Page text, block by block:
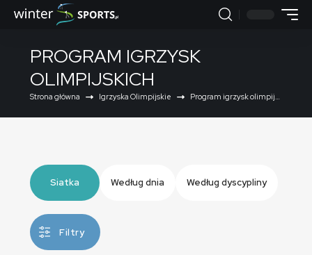
PROGRAM IGRZYSK
OLIMPIJSKICH
Strona główna Igrzyska Olimpijskie Program igrzysk olimpijskich
Siatka Według dnia Według dyscypliny
Filtry